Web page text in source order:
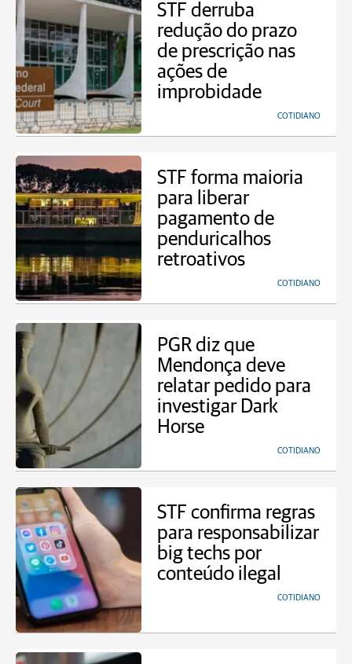
STF derruba
redução do prazo
de prescrição nas
ações de
improbidade
COTIDIANO
STF forma maioria
para liberar
pagamento de
penduricalhos
retroativos
COTIDIANO
PGR diz que
Mendonça deve
relatar pedido para
investigar Dark
Horse
COTIDIANO
STF confirma regras
para responsabilizar
big techs por
conteúdo ilegal
COTIDIANO